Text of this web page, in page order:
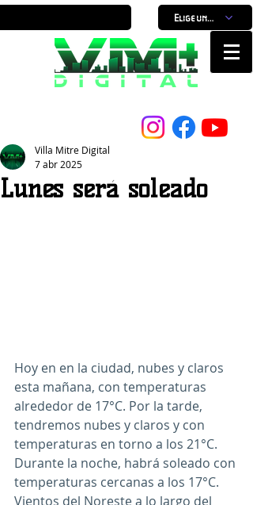
Elige un horario
Lunes será soleado
Villa Mitre Digital
7 abr 2025
Hoy en en la ciudad, nubes y claros
esta mañana, con temperaturas
alrededor de 17°C. Por la tarde,
tendremos nubes y claros y con
temperaturas en torno a los 21°C.
Durante la noche, habrá soleado con
temperaturas cercanas a los 17°C.
Vientos del Noreste a lo largo del